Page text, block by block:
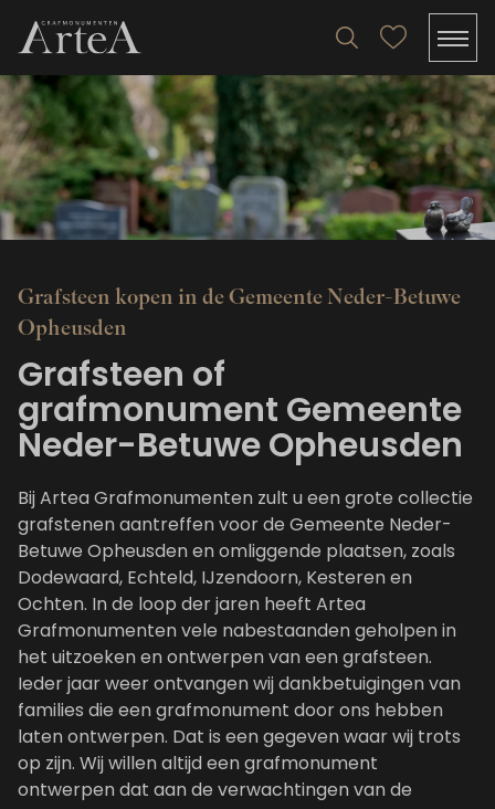
Grafsteen kopen in de Gemeente Neder-Betuwe
Opheusden
Grafsteen of
grafmonument Gemeente
Neder-Betuwe Opheusden
Bij Artea Grafmonumenten zult u een grote collectie
grafstenen aantreffen voor de Gemeente Neder-
Betuwe Opheusden en omliggende plaatsen, zoals
Dodewaard, Echteld, IJzendoorn, Kesteren en
Ochten. In de loop der jaren heeft Artea
Grafmonumenten vele nabestaanden geholpen in
het uitzoeken en ontwerpen van een grafsteen.
Ieder jaar weer ontvangen wij dankbetuigingen van
families die een grafmonument door ons hebben
laten ontwerpen. Dat is een gegeven waar wij trots
op zijn. Wij willen altijd een grafmonument
ontwerpen dat aan de verwachtingen van de